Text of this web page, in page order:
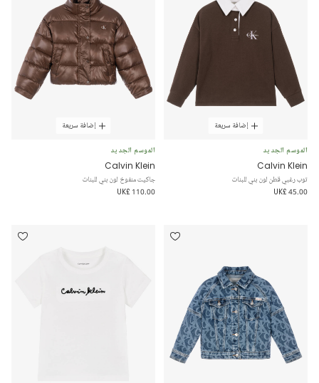
إضافة سريعة
الموسم الجديد
Calvin Klein
توب رغبي قطن لون بني للبنات
UK£ 45.00
إضافة سريعة
الموسم الجديد
Calvin Klein
جاكيت منفوخ لون بني للبنات
UK£ 110.00